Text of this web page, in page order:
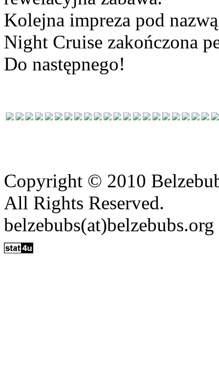
Kolejna impreza pod
Night Cruise zakończona
Do następnego!
Copyright © 2010
All Rights Reserved.
belzebubs(at)belzebubs.org